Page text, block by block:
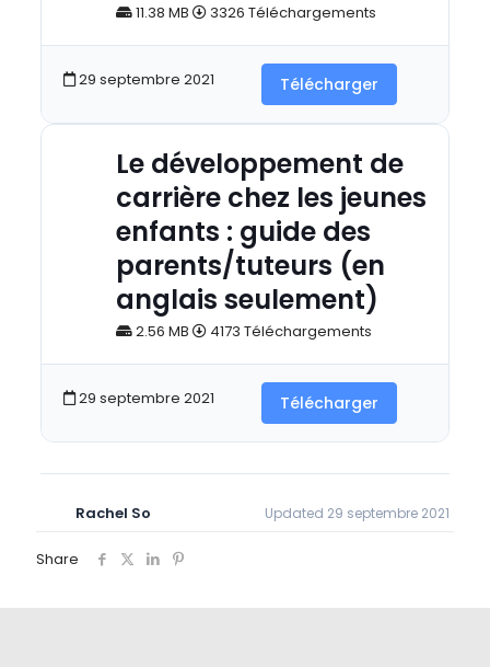
11.38 MB 3326 Téléchargements
29 septembre 2021 Télécharger
Le développement de
carrière chez les jeunes
enfants : guide des
parents/tuteurs (en
anglais seulement)
2.56 MB 4173 Téléchargements
29 septembre 2021 Télécharger
Rachel So Updated 29 septembre 2021
Share